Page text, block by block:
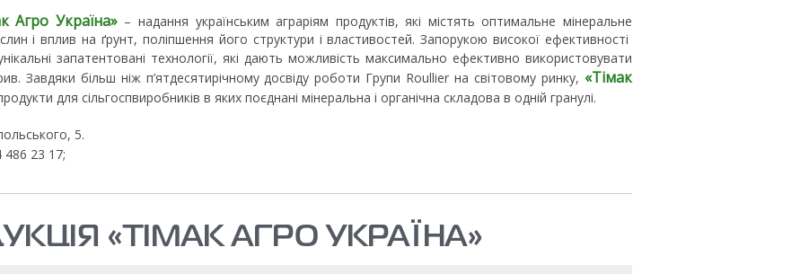
Агро Україна»– надання українським аграріям продуктів, які містять оптимальне мінеральне
і вплив на ґрунт, поліпшення його структури і властивостей. Запорукою високої ефективності
запатентовані технології, які дають можливість максимально ефективно використовувати
Завдяки більш ніж п’ятдесятирічному досвіду роботи Групи Roullier на світовому ринку, «Тімак
для сільгоспвиробників в яких поєднані мінеральна і органічна складова в одній гранулі.
5.
486 23 17;
«ТІМАК АГРО УКРАЇНА»